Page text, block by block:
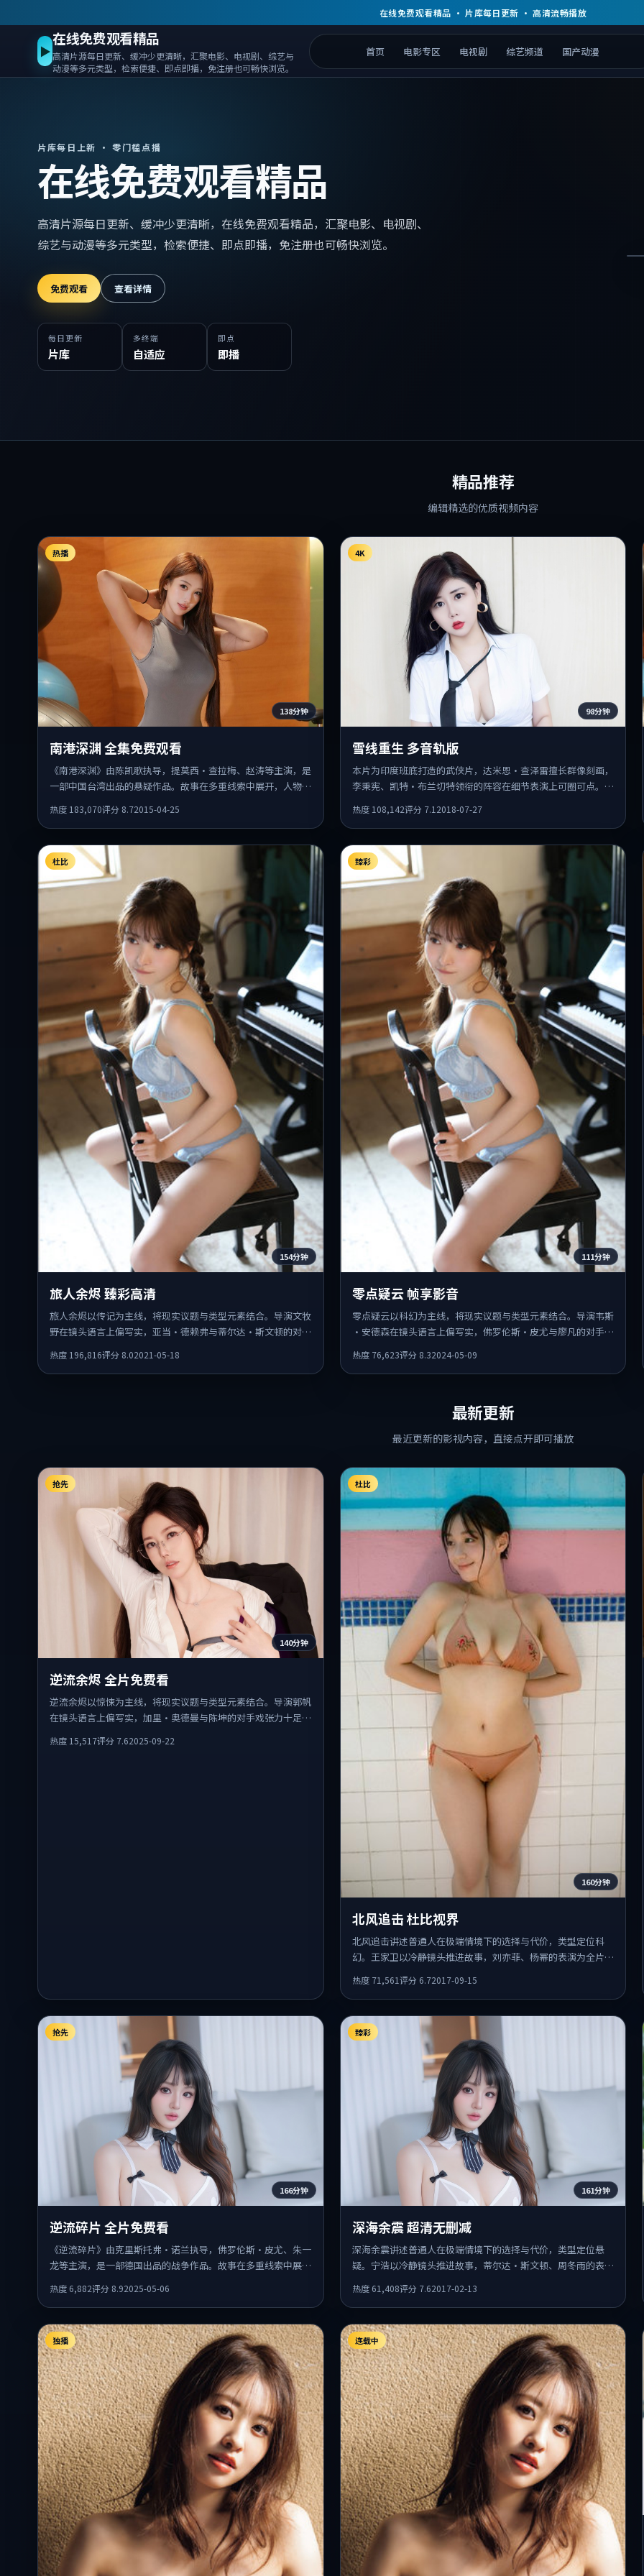
在线免费观看精品 · 片库每日更新 · 高清流畅播放
▶
在线免费观看精品
高清片源每日更新、缓冲少更清晰，汇聚电影、电视剧、综艺与
动漫等多元类型，检索便捷、即点即播，免注册也可畅快浏览。
首页 电影专区 电视剧 综艺频道 国产动漫
片库每日上新 · 零门槛点播
在线免费观看精品
高清片源每日更新、缓冲少更清晰， 在线免费观看精品， 汇聚电影、电视剧、
综艺与动漫等多元类型，检索便捷、即点即播，免注册也可畅快浏览。
免费观看 查看详情
每日更新
片库
多终端
自适应
即点
即播
精品推荐
编辑精选的优质视频内容
热播
138分钟
南港深渊 全集免费观看
《南港深渊》由陈凯歌执导，提莫西·查拉梅、赵涛等主演，是
一部中国台湾出品的悬疑作品。故事在多重线索中展开，人物动
众。
热度 183,070评分 8.72015-04-25
4K
98分钟
雪线重生 多音轨版
本片为印度班底打造的武侠片，达米恩·查泽雷擅长群像刻画，
李秉宪、凯特·布兰切特领衔的阵容在细节表演上可圈可点。剧
热度 108,142评分 7.12018-07-27
杜比
154分钟
旅人余烬 臻彩高清
旅人余烬以传记为主线，将现实议题与类型元素结合。导演文牧
野在镜头语言上偏写实，亚当·德赖弗与蒂尔达·斯文顿的对手
热度 196,816评分 8.02021-05-18
臻彩
111分钟
零点疑云 帧享影音
零点疑云以科幻为主线，将现实议题与类型元素结合。导演韦斯
·安德森在镜头语言上偏写实，佛罗伦斯·皮尤与廖凡的对手戏
热度 76,623评分 8.32024-05-09
最新更新
最近更新的影视内容，直接点开即可播放
抢先
140分钟
逆流余烬 全片免费看
逆流余烬以惊悚为主线，将现实议题与类型元素结合。导演郭帆
在镜头语言上偏写实，加里·奥德曼与陈坤的对手戏张力十足，
热度 15,517评分 7.62025-09-22
杜比
160分钟
北风追击 杜比视界
北风追击讲述普通人在极端情境下的选择与代价，类型定位科
幻。王家卫以冷静镜头推进故事，刘亦菲、杨幂的表演为全片情
热度 71,561评分 6.72017-09-15
抢先
166分钟
逆流碎片 全片免费看
《逆流碎片》由克里斯托弗·诺兰执导，佛罗伦斯·皮尤、朱一
龙等主演，是一部德国出品的战争作品。故事在多重线索中展
叙事的观众。
热度 6,882评分 8.92025-05-06
臻彩
161分钟
深海余震 超清无删减
深海余震讲述普通人在极端情境下的选择与代价，类型定位悬
疑。宁浩以冷静镜头推进故事，蒂尔达·斯文顿、周冬雨的表演
热度 61,408评分 7.62017-02-13
独播 连载中